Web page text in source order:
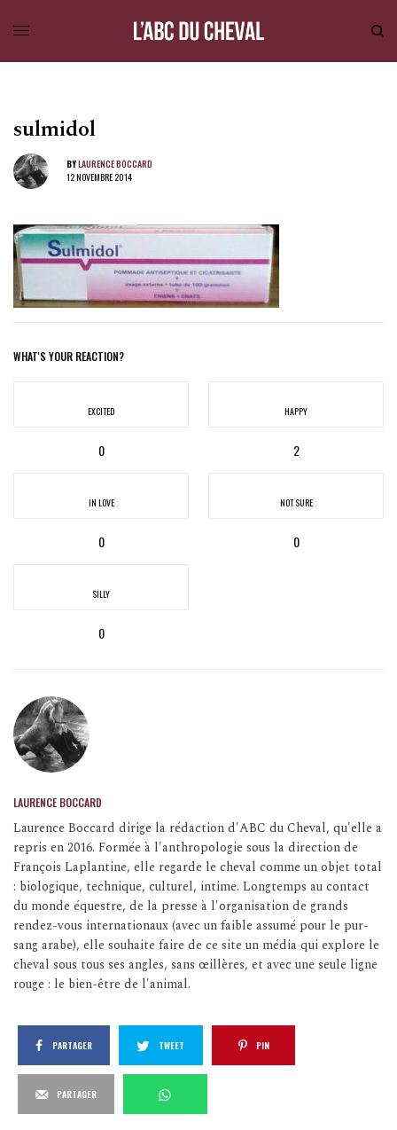
sulmidol
BYLAURENCE BOCCARD
12 NOVEMBRE 2014
WHAT'S YOUR REACTION?
EXCITED
0
HAPPY
2
IN LOVE
0
NOT SURE
0
SILLY
0
LAURENCE BOCCARD
Laurence Boccard dirige la rédaction d'ABC du Cheval, qu'elle a
repris en 2016. Formée à l'anthropologie sous la direction de
François Laplantine, elle regarde le cheval comme un objet total
: biologique, technique, culturel, intime. Longtemps au contact
du monde équestre, de la presse à l'organisation de grands
rendez-vous internationaux (avec un faible assumé pour le pur-
sang arabe), elle souhaite faire de ce site un média qui explore le
cheval sous tous ses angles, sans œillères, et avec une seule ligne
rouge : le bien-être de l'animal.
PARTAGER TWEET PIN
PARTAGER